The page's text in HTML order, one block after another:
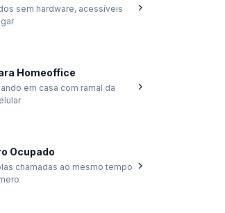
sem hardware, acessíveis
Homeoffice
em casa com ramal da
Ocupado
chamadas ao mesmo tempo